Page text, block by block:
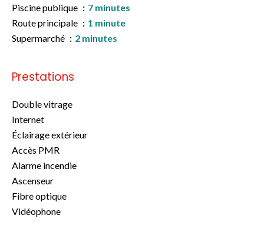
Piscine publique
7 minutes
Route principale
1 minute
Supermarché
2 minutes
Prestations
Double vitrage
Internet
Éclairage extérieur
Accès PMR
Alarme incendie
Ascenseur
Fibre optique
Vidéophone